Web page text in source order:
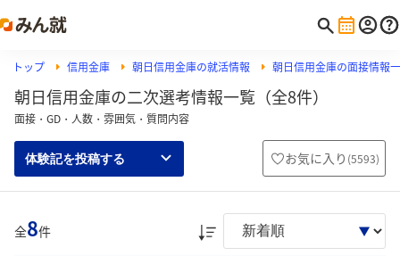
トップ 信用金庫 朝日信用金庫の就活情報 朝日信用金庫の面接情報
朝日信用金庫の二次選考情報一覧（全8件）
面接・GD・人数・雰囲気・質問内容
体験記を投稿する お気に入り (5593)
全8件